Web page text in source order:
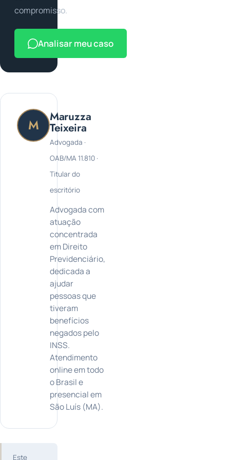
compromisso.
Analisar meu caso
M Maruzza
Teixeira
Advogada ·
OAB/MA 11.810 ·
Titular do
escritório
Advogada com
atuação
concentrada
em Direito
Previdenciário,
dedicada a
ajudar
pessoas que
tiveram
benefícios
negados pelo
INSS.
Atendimento
online em todo
o Brasil e
presencial em
São Luís (MA).
Este